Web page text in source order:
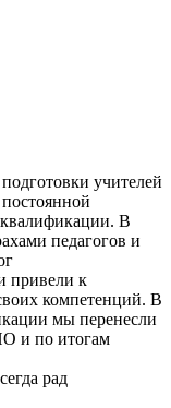
учителей
В
педагогов и
привели к
компетенций. В
мы перенесли
и по итогам
рад